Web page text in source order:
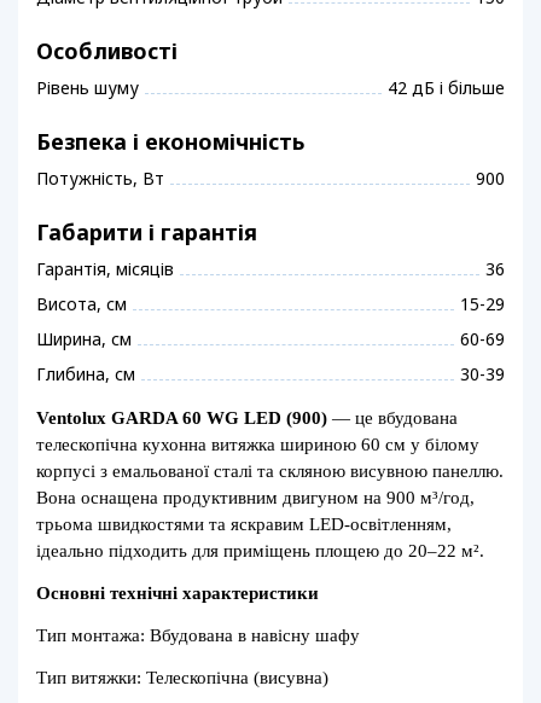
Особливості
Рівень шуму 42 дБ і більше
Безпека і економічність
Потужність, Вт 900
Габарити і гарантія
Гарантія, місяців
36
Висота, см
15-29
Ширина, см
60-69
Глибина, см
30-39
Ventolux GARDA 60 WG LED (900) — це вбудована
телескопічна кухонна витяжка шириною 60 см у білому
корпусі з емальованої сталі та скляною висувною панеллю.
Вона оснащена продуктивним двигуном на 900 м³/год,
трьома швидкостями та яскравим LED-освітленням,
ідеально підходить для приміщень площею до 20–22 м².
Основні технічні характеристики
Тип монтажа: Вбудована в навісну шафу
Тип витяжки: Телескопічна (висувна)